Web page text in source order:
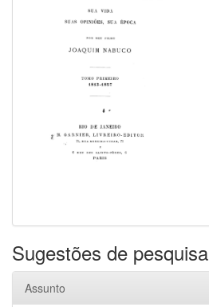
Sugestões de pesquisa
Assunto